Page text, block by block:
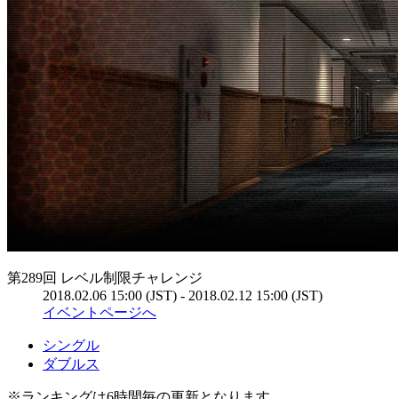
第289回 レベル制限チャレンジ
2018.02.06 15:00 (JST) - 2018.02.12 15:00 (JST)
イベントページへ
シングル
ダブルス